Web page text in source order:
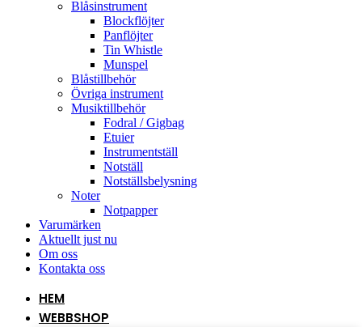
Blåsinstrument
Blockflöjter
Panflöjter
Tin Whistle
Munspel
Blåstillbehör
Övriga instrument
Musiktillbehör
Fodral / Gigbag
Etuier
Instrumentställ
Notställ
Notställsbelysning
Noter
Notpapper
Varumärken
Aktuellt just nu
Om oss
Kontakta oss
HEM
WEBBSHOP